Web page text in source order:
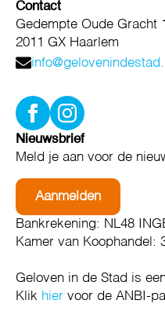
Contact
Gedempte Oude Gracht
2011 GX Haarlem
Nieuwsbrief
Meld je aan voor de
Aanmelden
Bankrekening: NL48
Kamer van Koophandel:
Geloven in de Stad is
Klik hier voor de ANBI-